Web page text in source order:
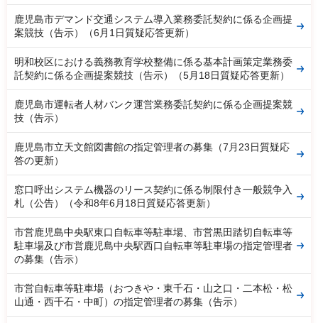
鹿児島市デマンド交通システム導入業務委託契約に係る企画提
案競技（告示）（6月1日質疑応答更新）
明和校区における義務教育学校整備に係る基本計画策定業務委
託契約に係る企画提案競技（告示）（5月18日質疑応答更新）
鹿児島市運転者人材バンク運営業務委託契約に係る企画提案競
技（告示）
鹿児島市立天文館図書館の指定管理者の募集（7月23日質疑応
答の更新）
窓口呼出システム機器のリース契約に係る制限付き一般競争入
札（公告）（令和8年6月18日質疑応答更新）
市営鹿児島中央駅東口自転車等駐車場、市営黒田踏切自転車等
駐車場及び市営鹿児島中央駅西口自転車等駐車場の指定管理者
の募集（告示）
市営自転車等駐車場（おつきや・東千石・山之口・二本松・松
山通・西千石・中町）の指定管理者の募集（告示）